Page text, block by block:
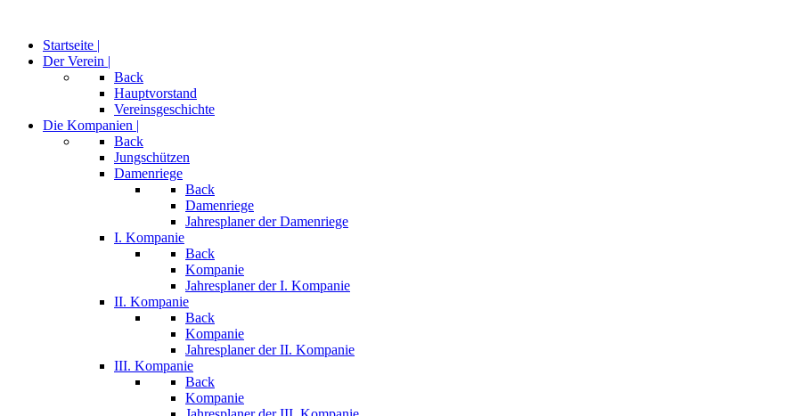
Startseite |
Der Verein |
Back
Hauptvorstand
Vereinsgeschichte
Die Kompanien |
Back
Jungschützen
Damenriege
Back
Damenriege
Jahresplaner der Damenriege
I. Kompanie
Back
Kompanie
Jahresplaner der I. Kompanie
II. Kompanie
Back
Kompanie
Jahresplaner der II. Kompanie
III. Kompanie
Back
Kompanie